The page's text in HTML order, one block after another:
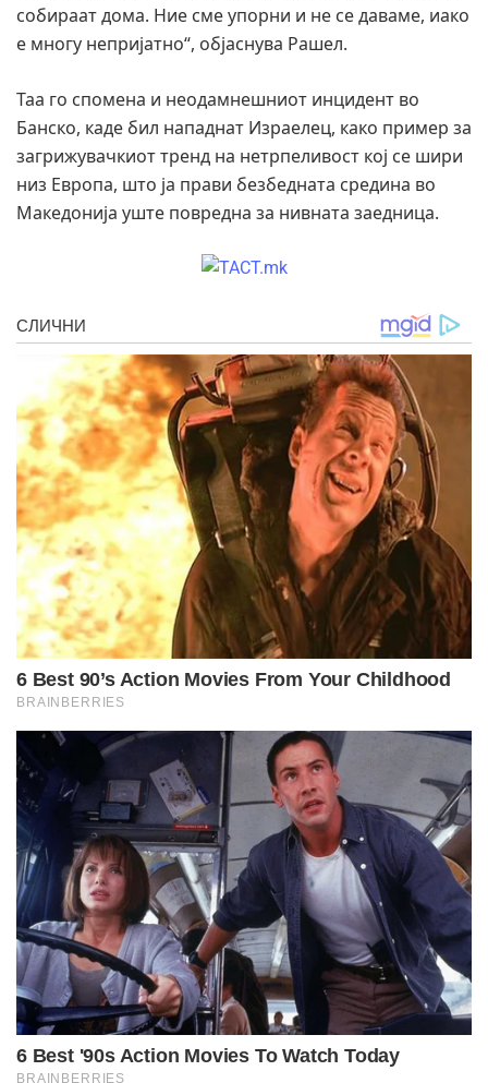
собираат дома. Ние сме упорни и не се даваме, иако
е многу непријатно“, објаснува Рашел.
Таа го спомена и неодамнешниот инцидент во
Банско, каде бил нападнат Израелец, како пример за
загрижувачкиот тренд на нетрпеливост кој се шири
низ Европа, што ја прави безбедната средина во
Македонија уште повредна за нивната заедница.